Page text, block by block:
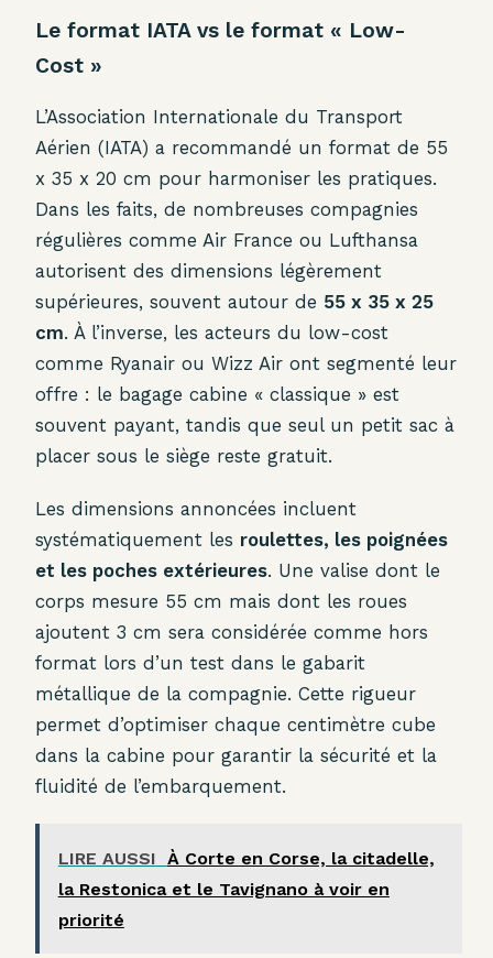
Le format IATA vs le format « Low-
Cost »
L’Association Internationale du Transport
Aérien (IATA) a recommandé un format de 55
x 35 x 20 cm pour harmoniser les pratiques.
Dans les faits, de nombreuses compagnies
régulières comme Air France ou Lufthansa
autorisent des dimensions légèrement
supérieures, souvent autour de 55 x 35 x 25
cm. À l’inverse, les acteurs du low-cost
comme Ryanair ou Wizz Air ont segmenté leur
offre : le bagage cabine « classique » est
souvent payant, tandis que seul un petit sac à
placer sous le siège reste gratuit.
Les dimensions annoncées incluent
systématiquement les roulettes, les poignées
et les poches extérieures. Une valise dont le
corps mesure 55 cm mais dont les roues
ajoutent 3 cm sera considérée comme hors
format lors d’un test dans le gabarit
métallique de la compagnie. Cette rigueur
permet d’optimiser chaque centimètre cube
dans la cabine pour garantir la sécurité et la
fluidité de l’embarquement.
LIRE AUSSI À Corte en Corse, la citadelle,
la Restonica et le Tavignano à voir en
priorité